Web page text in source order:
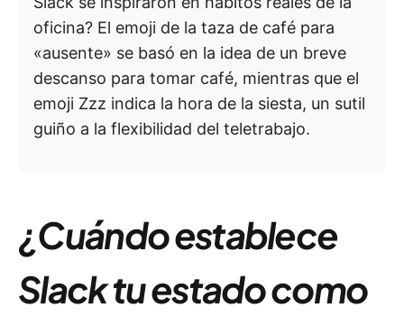
oficina? El emoji de la taza de café para
«ausente» se basó en la idea de un breve
descanso para tomar café, mientras que el
emoji Zzz indica la hora de la siesta, un sutil
guiño a la flexibilidad del teletrabajo.
¿Cuándo establece
Slack tu estado como